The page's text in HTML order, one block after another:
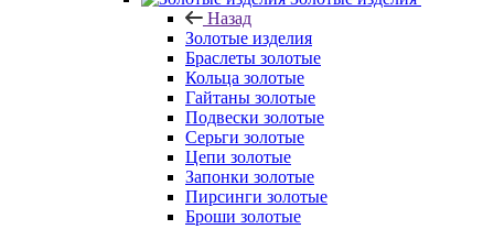
Назад
Золотые изделия
Браслеты золотые
Кольца золотые
Гайтаны золотые
Подвески золотые
Серьги золотые
Цепи золотые
Запонки золотые
Пирсинги золотые
Броши золотые